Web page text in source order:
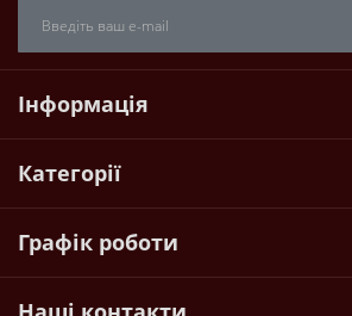
Інформація
Категорії
Графік роботи